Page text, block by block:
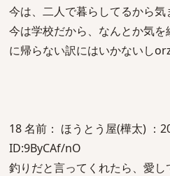
今は、二人で暮らしてるから気
今は学校だから、なんとか気
に帰らない訳にはいかないし
18 名前： ほうとう屋(樺太) ：
ID:9ByCAf/nO
釣りだと言ってくれたら、愛し